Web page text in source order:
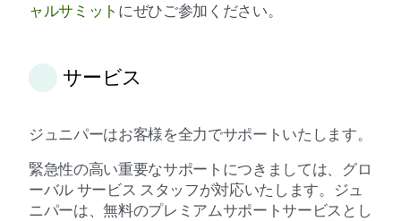
ャルサミット にぜひご参加ください。
サービス
ジュニパーはお客様を全力でサポートいたします。
緊急性の高い重要なサポートにつきましては、グロ
ーバル サービス スタッフが対応いたします。ジュ
ニパーは、無料のプレミアムサポートサービスとし